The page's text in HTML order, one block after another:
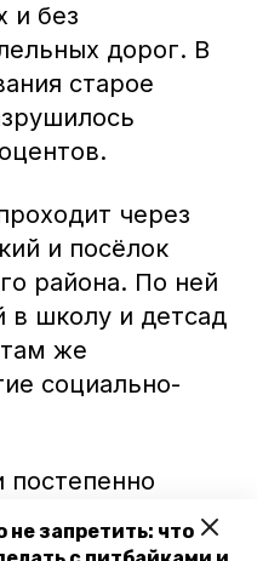
не запретить: что
и без
дорог. В
старое
через
и посёлок
района. По ней
в школу и детсад
же
социально-
постепенно
благодаря